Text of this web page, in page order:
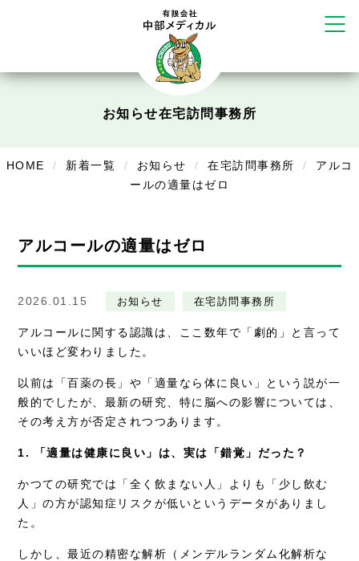
ボディコンフォート Cure
美容
症例別施術
採用情報
お知らせ在宅訪問事務所
HOME 新着一覧 お知らせ 在宅訪問事務所
アルコ
ールの適量はゼロ
アルコールの適量はゼロ
2026.01.15 お知らせ 在宅訪問事務所
アルコールに関する認識は、ここ数年で「劇的」と言って
いいほど変わりました。
以前は「百薬の長」や「適量なら体に良い」という説が一
般的でしたが、最新の研究、特に脳への影響については、
その考え方が否定されつつあります。
1. 「適量は健康に良い」は、実は「錯覚」だった？
かつての研究では「全く飲まない人」よりも「少し飲む
人」の方が認知症リスクが低いというデータがありまし
た。
しかし、最近の精密な解析（メンデルランダム化解析な